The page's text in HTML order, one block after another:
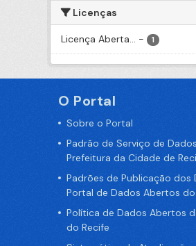
Licenças
Licença Aberta... - 1
O Portal
Sobre o Portal
Padrão de Serviço de
Prefeitura da Cidade de
Padrões de Publicação dos
Portal de Dados Abertos do
Política de Dados Abertos
do Recife